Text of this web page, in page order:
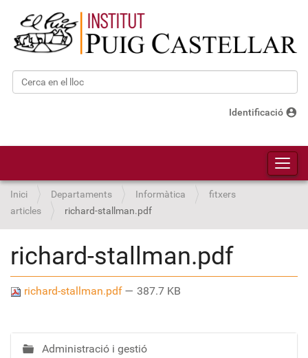
Cerca
Identificació account_circle
Inici Departaments Informàtica
fitxers
articles
richard-stallman.pdf
richard-stallman.pdf
richard-stallman.pdf — 387.7 KB
N
Administració i gestió